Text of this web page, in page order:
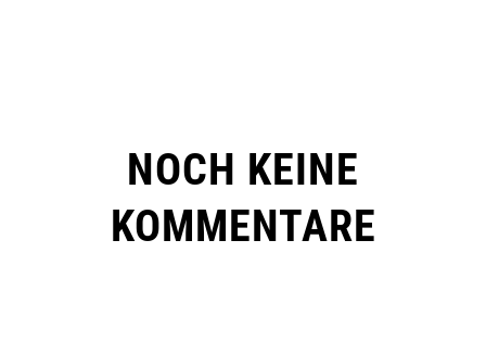
NOCH KEINE
KOMMENTARE